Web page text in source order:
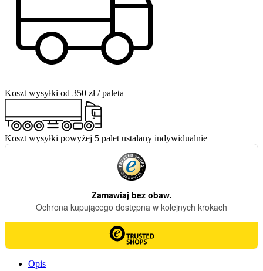
Koszt wysyłki od 350 zł / paleta
Koszt wysyłki powyżej 5 palet ustalany indywidualnie
Opis